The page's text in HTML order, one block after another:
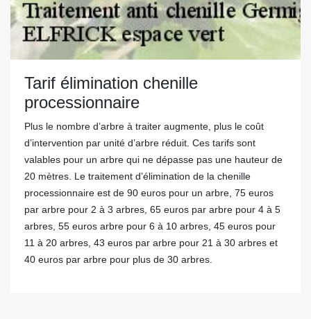
Tarif élimination chenille
processionnaire
Plus le nombre d’arbre à traiter augmente, plus le coût
d’intervention par unité d’arbre réduit. Ces tarifs sont
valables pour un arbre qui ne dépasse pas une hauteur de
20 mètres. Le traitement d’élimination de la chenille
processionnaire est de 90 euros pour un arbre, 75 euros
par arbre pour 2 à 3 arbres, 65 euros par arbre pour 4 à 5
arbres, 55 euros arbre pour 6 à 10 arbres, 45 euros pour
11 à 20 arbres, 43 euros par arbre pour 21 à 30 arbres et
40 euros par arbre pour plus de 30 arbres.